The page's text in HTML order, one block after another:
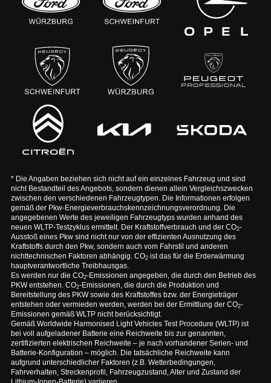
* Die Angaben beziehen sich nicht auf ein einzelnes Fahrzeug und sind
nicht Bestandteil des Angebots, sondern dienen allein Vergleichszwecken
zwischen den verschiedenen Fahrzeugtypen. Die Informationen erfolgen
gemäß der Pkw-Energieverbrauchskennzeichnungsverordnung. Die
angegebenen Werte des jeweiligen Fahrzeugtyps wurden anhand des
neuen WLTP-Testzyklus ermittelt. Der Kraftstoffverbrauch und der CO2-
Ausstoß eines Pkw sind nicht nur von der effizienten Ausnutzung des
Kraftstoffs durch den Pkw, sondern auch vom Fahrstil und anderen
nichttechnischen Faktoren abhängig. CO2ist das für die Erderwärmung
hauptverantwortliche Treibhausgas.
Es werden nur die CO2-Emissionen angegeben, die durch den Betrieb des
PKW entstehen. CO2-Emissionen, die durch die Produktion und
Bereitstellung des PKW sowie des Kraftstoffes bzw. der Energieträger
entstehen oder vermieden werden, werden bei der Ermittlung der CO2-
Emissionen gemäß WLTP nicht berücksichtigt.
Gemäß Worldwide Harmonised Light Vehicles Test Procedure (WLTP) ist
bei voll aufgeladener Batterie eine Reichweite bis zur genannten,
zertifizierten elektrischen Reichweite – je nach vorhandener Serien- und
Batterie-Konfiguration – möglich. Die tatsächliche Reichweite kann
aufgrund unterschiedlicher Faktoren (z.B. Wetterbedingungen,
Fahrverhalten, Streckenprofil, Fahrzeugzustand, Alter und Zustand der